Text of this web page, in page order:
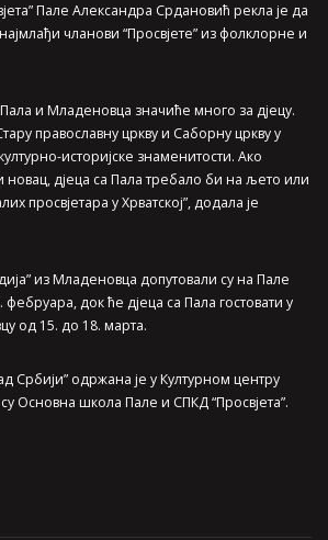
Пале Александра Срдановић рекла је да
чланови “Просвјете” из фолклорне и
и Младеновца значиће много за дјецу.
православну цркву и Саборну цркву у
историјске знаменитости. Ако
дјеца са Пала требало би на љето или
просвјетара у Хрватској”, додала је
из Младеновца допутовали су на Пале
док ће дјеца са Пала гостовати у
од 15. до 18. марта.
Србији” одржана је у Културном центру
Основна школа Пале и СПКД “Просвјета”.